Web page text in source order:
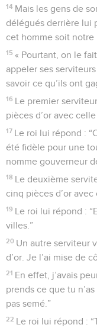
14 Mais les gens de
délégués derrière lui
cet homme soit notre
15 « Pourtant, on le
appeler ses
savoir ce qu’ils ont
16 Le premier
pièces d’or avec
17 Le roi lui répond :
été fidèle pour une
nomme gouverneur
18 Le deuxième
cinq pièces d’or avec
19 Le roi lui répond :
villes.”
20 Un autre serviteur
d’or. Je l’ai mise de
21 En effet, j’avais
prends ce que tu
pas semé.”
22 Le roi lui répond :